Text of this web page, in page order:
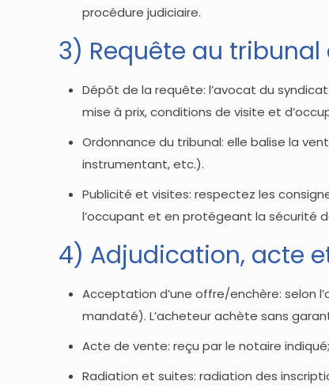
procédure judiciaire.
3) Requête au
Dépôt de la requête: l’avocat du
mise à prix, conditions de visite et
Ordonnance du tribunal: elle balise la
instrumentant, etc.).
Publicité et visites: respectez les
l’occupant et en protégeant la sécurité
4) Adjudication, acte
Acceptation d’une offre/enchère: selon
mandaté). L’acheteur achète sans
Acte de vente: reçu par le notaire
Radiation et suites: radiation des